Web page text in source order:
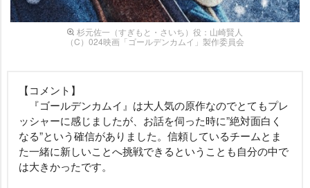
杉元佐一（すぎもと・さいち）役：山崎賢人
（C）024映画「ゴールデンカムイ」製作委員会
【コメント】
『ゴールデンカムイ』は大人気の原作なのでとてもプレ
ッシャーに感じましたが、お話を伺った時に”絶対面白く
なる”という確信がありました。信頼しているチームとま
た一緒に新しいことへ挑戦できるということも自分の中で
は大きかったです。